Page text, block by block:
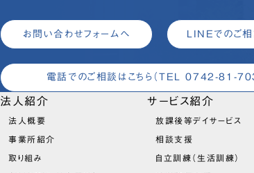
お問い合わせフォームへ LINEでのご相
電話でのご相談はこちら （TEL 0742-81-
法人紹介
法人概要
事業所紹介
取り組み
サービス紹介
放課後等デイサービス
相談支援
自立訓練（生活訓練）